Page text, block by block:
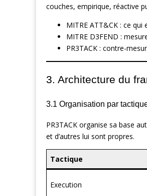
couches, empirique, réactive
MITRE ATT&CK : ce
MITRE D3FEND :
PR3TACK : contre-
3. Architecture du
3.1 Organisation par
PR3TACK organise sa base
et d’autres lui sont propres.
Tactique
Execution